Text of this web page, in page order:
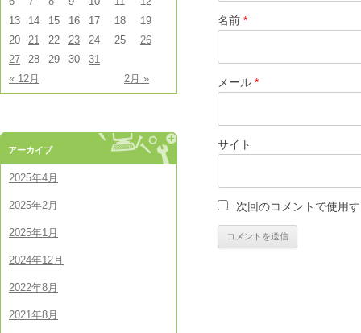
名前 *
メール *
サイト
次回のコメントで使用
« 12月 2月 »
13
14 15 16 17 18
19
20
21 22 23 24 25
26
27
28 29 30 31
アーカイブ
2025年4月
2025年2月
2025年1月
2024年12月
2022年8月
2021年8月